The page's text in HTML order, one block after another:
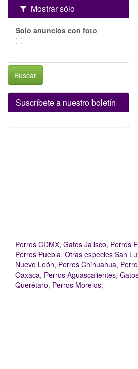
Mostrar sólo
Solo anuncios con foto
Buscar
Suscríbete a nuestro boletín
Perros CDMX, Gatos Jalisco, Perros
Perros Puebla, Otras especies San
Nuevo León, Perros Chihuahua,
Oaxaca, Perros Aguascalientes,
Querétaro, Perros Morelos,